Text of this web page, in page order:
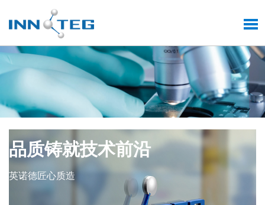
品质铸就技术前沿
英诺德匠心质造